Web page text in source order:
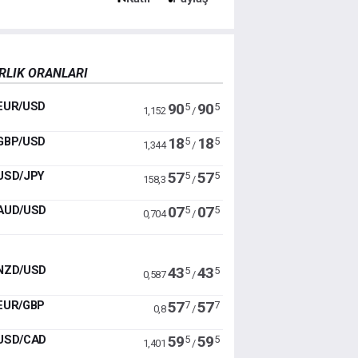
ORANLARI
USD 1,152 905/ 905
USD 1,344 185/ 185
JPY 158,3 575/575
USD 0,704 075/ 075
USD 0,587435/435
GBP 0,8577/577
CAD 1,401 595/595